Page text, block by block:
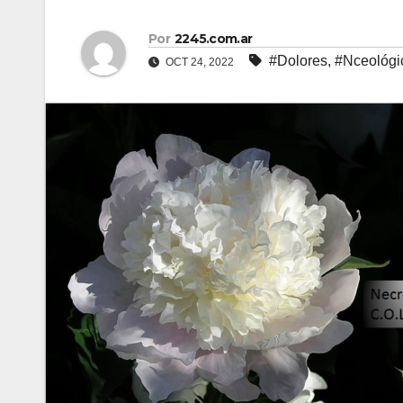
Por 2245.com.ar
OCT 24, 2022 #Dolores,